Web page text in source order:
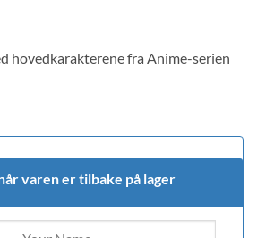
hovedkarakterene fra Anime-serien
varen er tilbake på lager